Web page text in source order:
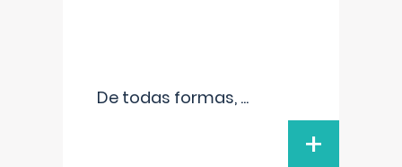
De todas formas, ...
+